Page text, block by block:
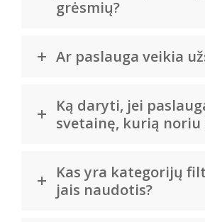
grėsmių?
Ar paslauga veikia
Ką daryti, jei
svetainę, kurią noriu
Kas yra kategorijų
jais naudotis?